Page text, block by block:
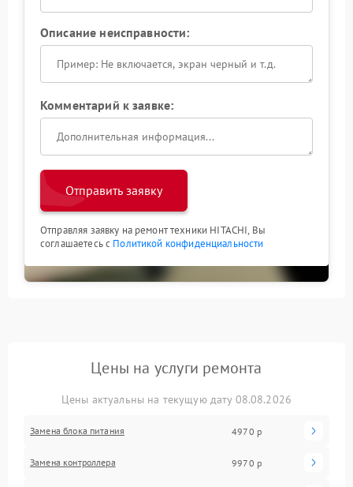
Описание неисправности:
Комментарий к заявке:
Отправить заявку
Отправляя заявку на ремонт техники HITACHI, Вы
соглашаетесь с Политикой конфиденциальности
Цены на услуги ремонта
Цены актуальны на текущую дату 08.08.2026
Замена блока питания 4970 р
Замена контроллера 9970 р